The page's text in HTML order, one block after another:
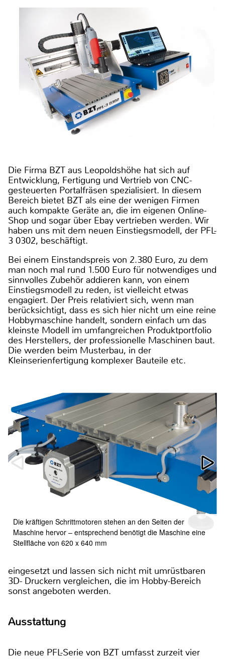
Die Firma BZT aus Leopoldshöhe hat sich auf
Entwicklung, Fertigung und Vertrieb von CNC-
gesteuerten Portalfräsen spezialisiert. In diesem
Bereich bietet BZT als eine der wenigen Firmen
auch kompakte Geräte an, die im eigenen Online-
Shop und sogar über Ebay vertrieben werden. Wir
haben uns mit dem neuen Einstiegsmodell, der PFL-
3 0302, beschäftigt.
Bei einem Einstandspreis von 2.380 Euro, zu dem
man noch mal rund 1.500 Euro für notwendiges und
sinnvolles Zubehör addieren kann, von einem
Einstiegsmodell zu reden, ist vielleicht etwas
engagiert. Der Preis relativiert sich, wenn man
berücksichtigt, dass es sich hier nicht um eine reine
Hobbymaschine handelt, sondern einfach um das
kleinste Modell im umfangreichen Produktportfolio
des Herstellers, der professionelle Maschinen baut.
Die werden beim Musterbau, in der
Kleinserienfertigung komplexer Bauteile etc.
Die kräftigen Schrittmotoren stehen an den Seiten der
Maschine hervor – entsprechend benötigt die Maschine eine
Stellfläche von 620 x 640 mm
eingesetzt und lassen sich nicht mit umrüstbaren
3D- Druckern vergleichen, die im Hobby-Bereich
sonst angeboten werden.
Ausstattung
Die neue PFL-Serie von BZT umfasst zurzeit vier